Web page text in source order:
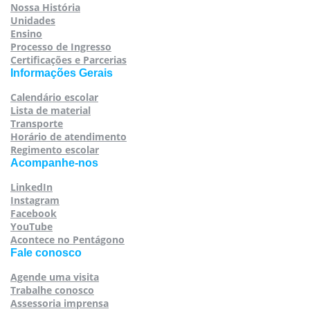
Nossa História
Unidades
Ensino
Processo de Ingresso
Certificações e Parcerias
Informações Gerais
Calendário escolar
Lista de material
Transporte
Horário de atendimento
Regimento escolar
Acompanhe-nos
LinkedIn
Instagram
Facebook
YouTube
Acontece no Pentágono
Fale conosco
Agende uma visita
Trabalhe conosco
Assessoria imprensa